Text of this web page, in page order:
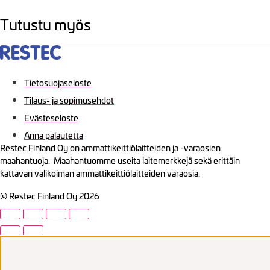
Tutustu myös
Tietosuojaseloste
Tilaus- ja sopimusehdot
Evästeseloste
Anna palautetta
Restec Finland Oy on ammattikeittiölaitteiden ja -varaosien
maahantuoja. Maahantuomme useita laitemerkkejä sekä erittäin
kattavan valikoiman ammattikeittiölaitteiden varaosia.
© Restec Finland Oy 2026